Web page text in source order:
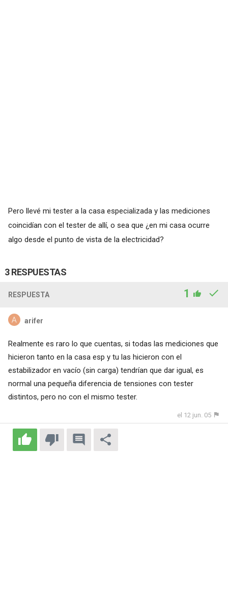
Pero llevé mi tester a la casa especializada y las mediciones
coincidían con el tester de allí, o sea que ¿en mi casa ocurre
algo desde el punto de vista de la electricidad?
3 RESPUESTAS
RESPUESTA 1
arifer
Realmente es raro lo que cuentas, si todas las mediciones que
hicieron tanto en la casa esp y tu las hicieron con el
estabilizador en vacío (sin carga) tendrían que dar igual, es
normal una pequeña diferencia de tensiones con tester
distintos, pero no con el mismo tester.
el 12 jun. 05